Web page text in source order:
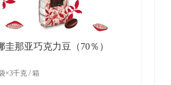
圭那亚巧克力豆（70％）
×3千克 / 箱